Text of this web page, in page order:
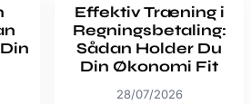
Effektiv Træning i
Regningsbetaling:
Sådan Holder Du
Din Økonomi Fit
28/07/2026